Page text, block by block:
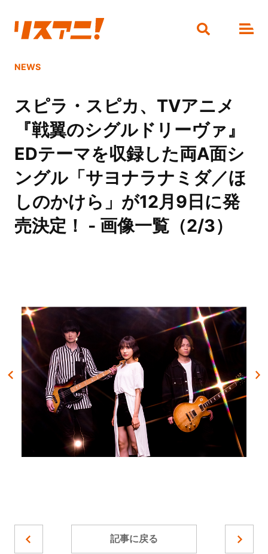
NEWS
スピラ・スピカ、TVアニメ
『戦翼のシグルドリーヴァ』
EDテーマを収録した両A面シ
ングル「サヨナラナミダ／ほ
しのかけら」が12月9日に発
売決定！ - 画像一覧（2/3）
記事に戻る